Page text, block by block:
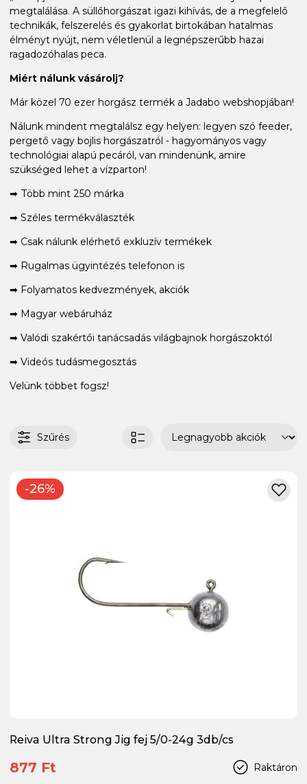
megtalálása. A süllőhorgászat igazi kihívás, de a megfelelő
technikák, felszerelés és gyakorlat birtokában hatalmas
élményt nyújt, nem véletlenül a legnépszerűbb hazai
ragadozóhalas peca.
Miért nálunk vásárolj?
Már közel 70 ezer horgász termék a Jadabo webshopjában!
Nálunk mindent megtalálsz egy helyen: legyen szó feeder,
pergető vagy bojlis horgászatról - hagyományos vagy
technológiai alapú pecáról, van mindenünk, amire
szükséged lehet a vízparton!
➡ Több mint 250 márka
➡ Széles termékválaszték
➡ Csak nálunk elérhető exkluzív termékek
➡ Rugalmas ügyintézés telefonon is
➡ Folyamatos kedvezmények, akciók
➡ Magyar webáruház
➡ Valódi szakértői tanácsadás világbajnok horgászoktól
➡ Videós tudásmegosztás
Velünk többet fogsz!
Szűrés
-26%
Reiva Ultra Strong Jig fej 5/0-24g 3db/cs
Raktáron
877 Ft